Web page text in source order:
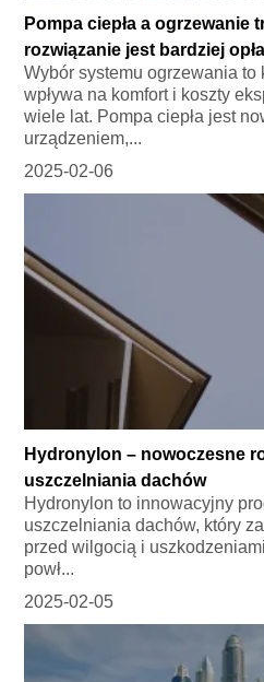
Pompa ciepła a ogrzewanie
rozwiązanie jest bardziej
Wybór systemu ogrzewania to
wpływa na komfort i koszty
wiele lat. Pompa ciepła jest
urządzeniem,...
2025-02-06
Hydronylon – nowoczesne
uszczelniania dachów
Hydronylon to innowacyjny
uszczelniania dachów, który
przed wilgocią i
powł...
2025-02-05